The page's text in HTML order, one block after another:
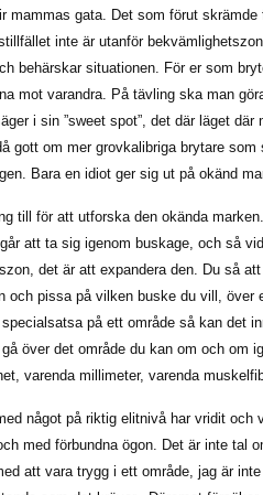
mammas gata. Det som förut
inte är utanför
behärskar situationen. För er som
mot varandra. På tävling ska man
i sin ”sweet spot”, det där läget
gott om mer grovkalibriga brytare
Bara en idiot ger sig ut på okänd
till för att utforska den okända
att ta sig igenom buskage, och så
det är att expandera den. Du så
och pissa på vilken buske du vill, över
på ett område så kan det
över det område du kan om och om
varenda millimeter, varenda
något på riktig elitnivå har vridit
med förbundna ögon. Det är inte tal
att vara trygg i ett område, jag är